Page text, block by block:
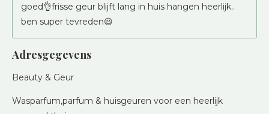
goed👌frisse geur blijft lang in huis hangen heerlijk..
ben super tevreden😃
Adresgegevens
Beauty & Geur
Wasparfum,parfum & huisgeuren voor een heerlijk